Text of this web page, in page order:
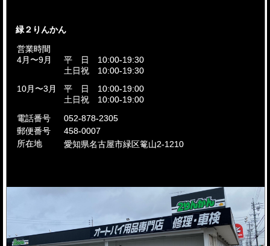
緑２りんかん
営業時間
4月〜9月
平 日 10:00-19:30
土日祝 10:00-19:30
10月〜3月
平 日 10:00-19:00
土日祝 10:00-19:00
電話番号
052-878-2305
郵便番号
458-0007
所在地
愛知県名古屋市緑区篭山2-1210